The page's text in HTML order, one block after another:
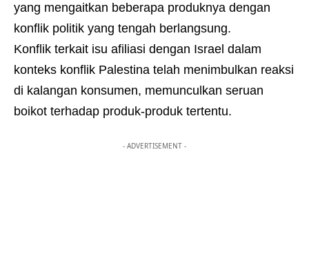
yang mengaitkan beberapa produknya dengan
konflik politik yang tengah berlangsung.
Konflik terkait isu afiliasi dengan Israel dalam
konteks konflik Palestina telah menimbulkan reaksi
di kalangan konsumen, memunculkan seruan
boikot terhadap produk-produk tertentu.
- ADVERTISEMENT -